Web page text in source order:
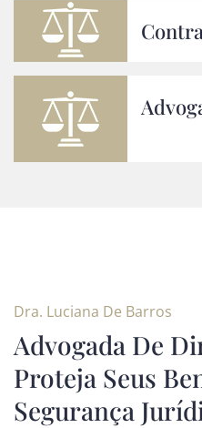
Dra. Luciana De Barros
Advogada De
Proteja Seus
Segurança